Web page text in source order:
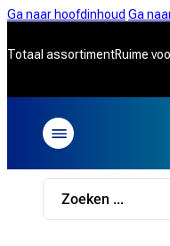
Ga naar hoofdinhoud Ga
Totaal assortimentRuime
Search